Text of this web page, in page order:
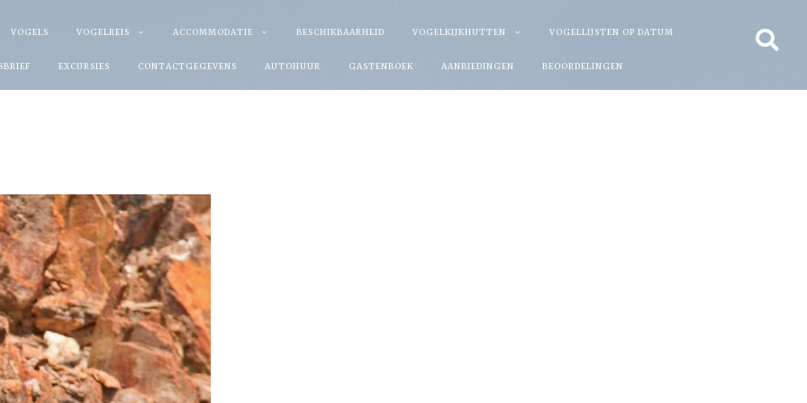
VOGELS VOGELREIS ACCOMMODATIE BESCHIKBAARHEID VOGELKIJKHUTTEN VOGELLIJSTEN OP DATUM
EXCURSIES CONTACTGEGEVENS AUTOHUUR GASTENBOEK AANBIEDINGEN BEOORDELINGEN